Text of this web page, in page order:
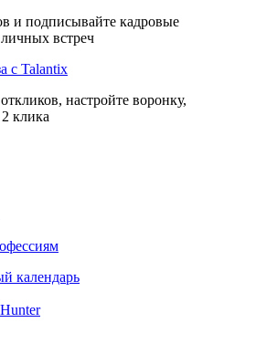
и подписывайте кадровые
встреч
с Talantix
настройте воронку,
клика
календарь